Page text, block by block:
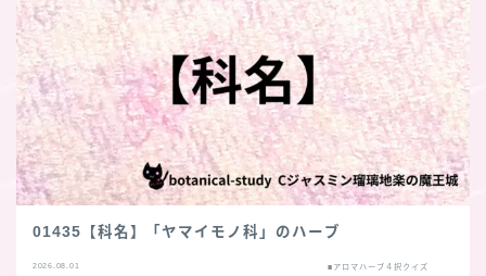
01435【科名】「ヤマイモノ科」のハーブ
2026.08.01 ■アロマハーブ４択クイズ